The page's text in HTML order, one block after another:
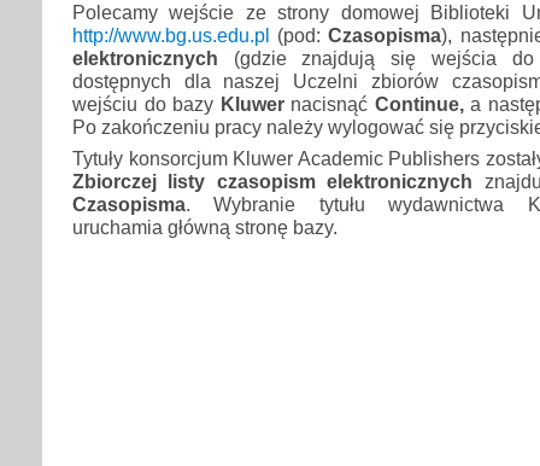
Polecamy wejście ze strony domowej Biblioteki
http://www.bg.us.edu.pl (pod:Czasopisma),
elektronicznych (gdzie znajdują się wejścia do
dostępnych dla naszej Uczelni zbiorów
wejściu do bazy Kluwernacisnąć Continue,a
Po zakończeniu pracy należy wylogować się
Tytuły konsorcjum Kluwer Academic Publishers
Zbiorczej listy czasopism elektronicznych
Czasopisma. Wybranie tytułu wydawnictwa
uruchamia główną stronę bazy.